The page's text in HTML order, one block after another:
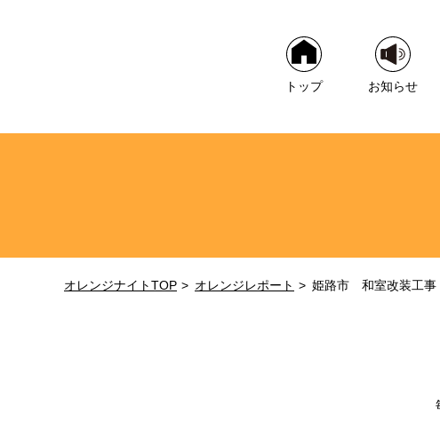
トップ お知らせ
オレンジナイトTOP オレンジレポート 姫路市 和室改装工事